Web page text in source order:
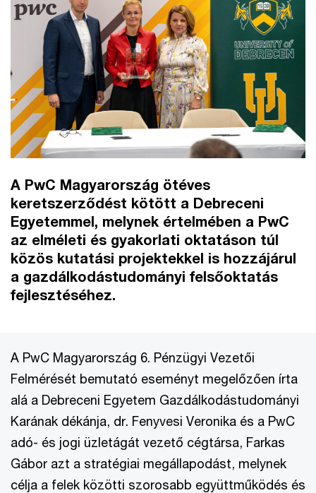
A PwC Magyarország ötéves
keretszerződést kötött a Debreceni
Egyetemmel, melynek értelmében a PwC
az elméleti és gyakorlati oktatáson túl
közös kutatási projektekkel is hozzájárul
a gazdálkodástudományi felsőoktatás
fejlesztéséhez.
A PwC Magyarország 6. Pénzügyi Vezetői
Felmérését bemutató eseményt megelőzően írta
alá a Debreceni Egyetem Gazdálkodástudományi
Karának dékánja, dr. Fenyvesi Veronika és a PwC
adó- és jogi üzletágát vezető cégtársa, Farkas
Gábor azt a stratégiai megállapodást, melynek
célja a felek közötti szorosabb együttműködés és